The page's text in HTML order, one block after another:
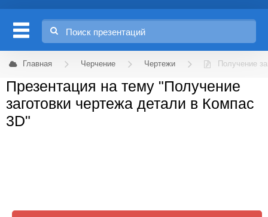
Главная Черчение Чертежи Получение
Презентация на тему "Получение
заготовки чертежа детали в Компас
3D"